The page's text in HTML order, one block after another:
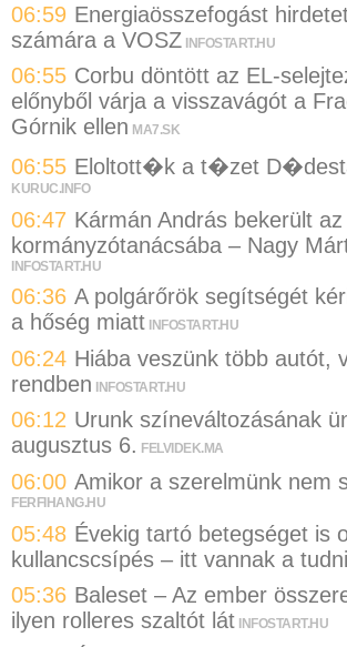
06:59 Energiaösszefogást
számára a VOSZ INFOSTART.HU
06:55 Corbu döntött az EL-
előnyből várja a visszavágót a
Górnik ellen MA7.SK
06:55 Eloltott�k a t�zet
KURUC.INFO
06:47 Kármán András bekerült
kormányzótanácsába – Nagy
INFOSTART.HU
06:36 A polgárőrök segítségét
a hőség miatt INFOSTART.HU
06:24 Hiába veszünk több autót,
rendben INFOSTART.HU
06:12 Urunk színeváltozásának
augusztus 6. FELVIDEK.MA
06:00 Amikor a szerelmünk nem
FERFIHANG.HU
05:48 Évekig tartó betegséget is
kullancscsípés – itt vannak a
05:36 Baleset – Az ember
ilyen rolleres szaltót lát INFOSTART.HU